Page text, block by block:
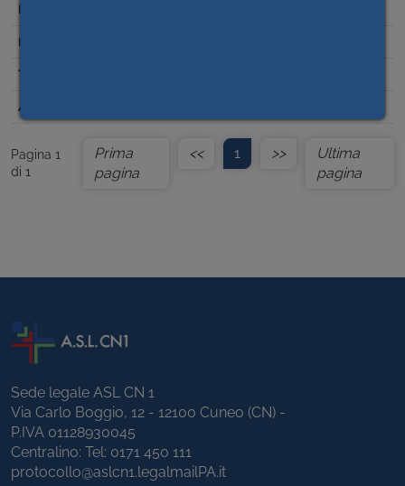
Pagina 1
di 1
Prima
pagina
<< 1 >>
Ultima
pagina
Sede legale ASL CN 1
Via Carlo Boggio, 12 - 12100 Cuneo (CN) -
P.IVA 01128930045
Centralino: Tel: 0171 450 111
protocollo@aslcn1.legalmailPA.it